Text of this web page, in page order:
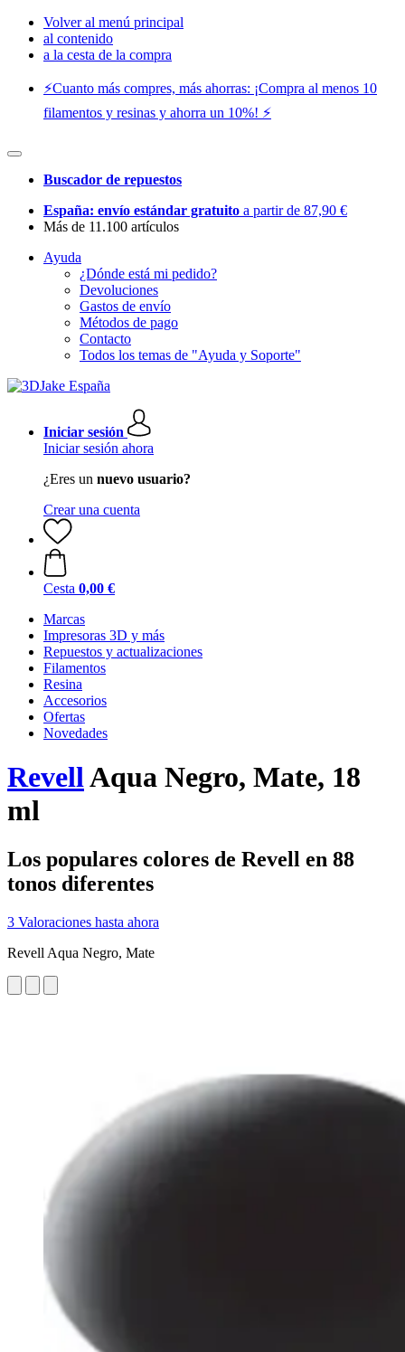
Volver al menú principal
al contenido
a la cesta de la compra
⚡️Cuanto más compres, más ahorras: ¡Compra al menos 10
filamentos y resinas y ahorra un 10%! ⚡️
Buscador de repuestos
España: envío estándar gratuito a partir de 87,90 €
Más de 11.100 artículos
Ayuda
¿Dónde está mi pedido?
Devoluciones
Gastos de envío
Métodos de pago
Contacto
Todos los temas de "Ayuda y Soporte"
Iniciar sesión
Iniciar sesión ahora
¿Eres un nuevo usuario?
Crear una cuenta
Cesta 0,00 €
Marcas
Impresoras 3D y más
Repuestos y actualizaciones
Filamentos
Resina
Accesorios
Ofertas
Novedades
RevellAqua Negro, Mate, 18
ml
Los populares colores de Revell en 88
tonos diferentes
3 Valoraciones hasta ahora
Revell Aqua Negro, Mate